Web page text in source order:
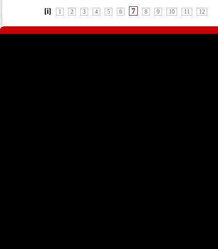
[i] 1 2 3 4 5 6 7 8 9 10 11 12